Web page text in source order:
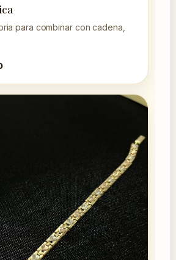
para combinar con cadena,